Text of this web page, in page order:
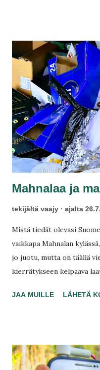
Mahnalaa ja
tekijältä vaajy ajalta
Mistä tiedät olevasi
vaikkapa Mahnalan
jo juotu, mutta on täällä
kierrätykseen kelpaava
toisella syyllä kylään,
JAA MUILLE LÄHETÄ